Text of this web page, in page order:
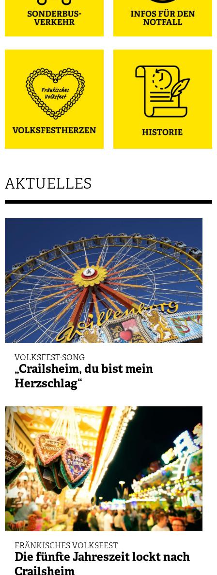
AKTUELLES
VOLKSFEST-SONG
„Crailsheim, du bist mein
Herzschlag“
FRÄNKISCHES VOLKSFEST
Die fünfte Jahreszeit lockt nach